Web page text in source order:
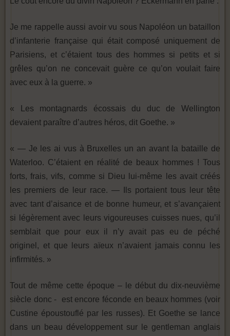
Je me rappelle aussi avoir vu sous Napoléon un bataillon
d’infanterie française qui était composé uniquement de
Parisiens, et c’étaient tous des hommes si petits et si
grêles qu’on ne concevait guère ce qu’on voulait faire
avec eux à la guerre. »
« Les montagnards écossais du duc de Wellington
devaient paraître d’autres héros, dit Goethe. »
« — Je les ai vus à Bruxelles un an avant la bataille de
Waterloo. C’étaient en réalité de beaux hommes ! Tous
forts, frais, vifs, comme si Dieu lui-même les avait créés
les premiers de leur race. — Ils portaient tous leur tête
avec tant d’aisance et de bonne humeur, et s’avançaient
si légèrement avec leurs vigoureuses cuisses nues, qu’il
semblait que pour eux il n’y avait pas eu de péché
originel, et que leurs aïeux n’avaient jamais connu les
infirmités. »
Tout de même cette époque – le début du dix-neuvième
siècle donc - est encore féconde en beaux hommes (voir
Custine époustouflé par les russes). Et Goethe se lance
dans un beau développement sur le gentleman anglais